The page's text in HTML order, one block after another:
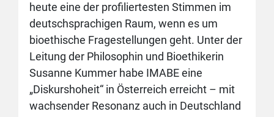
heute eine der profiliertesten Stimmen im
deutschsprachigen Raum, wenn es um
bioethische Fragestellungen geht. Unter der
Leitung der Philosophin und Bioethikerin
Susanne Kummer habe IMABE eine
„Diskurshoheit“ in Österreich erreicht – mit
wachsender Resonanz auch in Deutschland